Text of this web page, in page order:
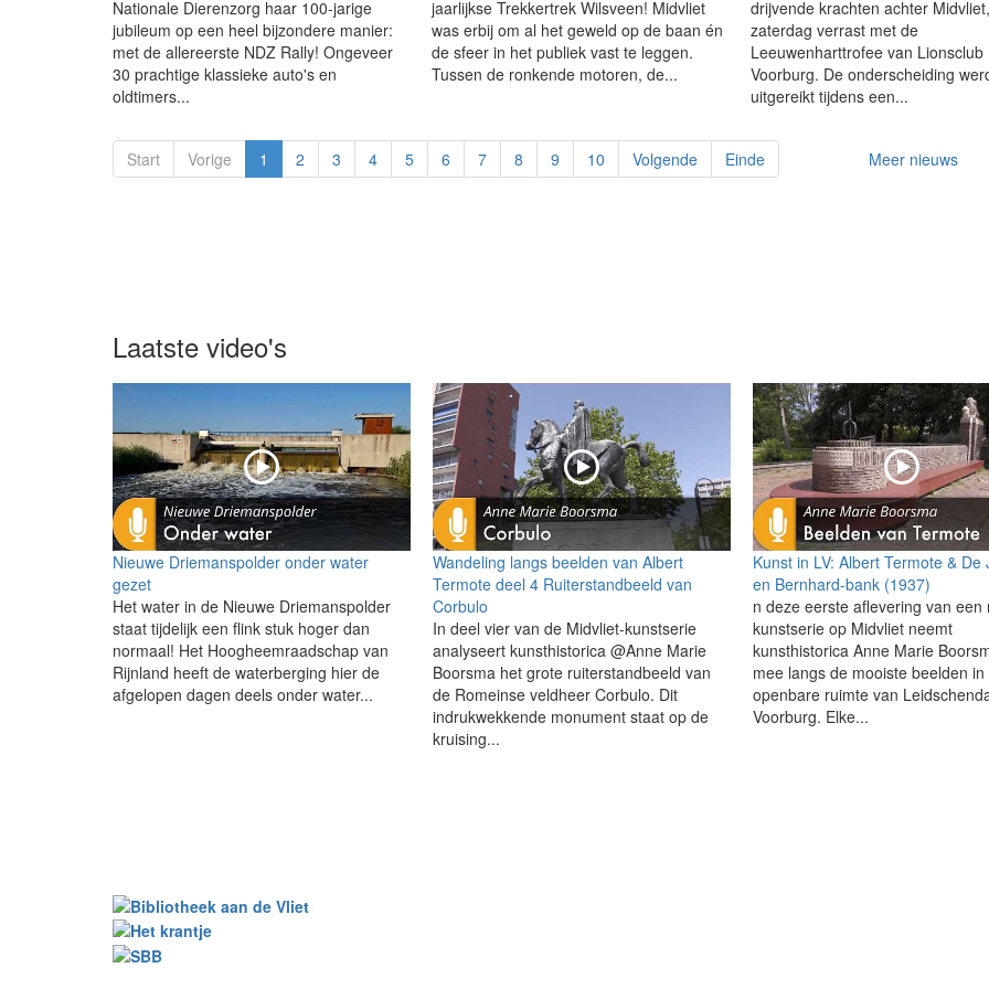
Nationale Dierenzorg haar 100-jarige
jubileum op een heel bijzondere manier:
met de allereerste NDZ Rally! Ongeveer
30 prachtige klassieke auto's en
oldtimers...
jaarlijkse Trekkertrek Wilsveen! Midvliet
was erbij om al het geweld op de baan én
de sfeer in het publiek vast te leggen.
Tussen de ronkende motoren, de...
drijvende krachten achter
zaterdag verrast met de
Leeuwenharttrofee van Lionsclub
Voorburg. De onderscheiding
uitgereikt tijdens een...
Start Vorige 1 2 3 4 5 6 7 8 9 10 Volgende Einde Meer nieuws
Laatste video's
Nieuwe Driemanspolder onder water
gezet
Het water in de Nieuwe Driemanspolder
staat tijdelijk een flink stuk hoger dan
normaal! Het Hoogheemraadschap van
Rijnland heeft de waterberging hier de
afgelopen dagen deels onder water...
Wandeling langs beelden van Albert
Termote deel 4 Ruiterstandbeeld van
Corbulo
In deel vier van de Midvliet-kunstserie
analyseert kunsthistorica @Anne Marie
Boorsma het grote ruiterstandbeeld van
de Romeinse veldheer Corbulo. Dit
indrukwekkende monument staat op de
kruising...
Kunst in LV: Albert Termote & De
en Bernhard-bank (1937)
n deze eerste aflevering van een
kunstserie op Midvliet neemt
kunsthistorica Anne Marie
mee langs de mooiste beelden in
openbare ruimte van
Voorburg. Elke...